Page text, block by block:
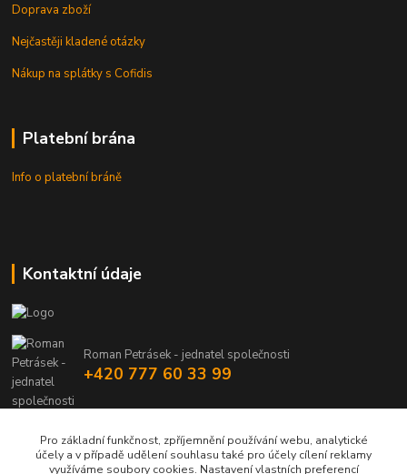
Doprava zboží
Nejčastěji kladené otázky
Nákup na splátky s Cofidis
Platební brána
Info o platební bráně
Kontaktní údaje
Roman Petrásek - jednatel společnosti
+420 777 60 33 99
Pro základní funkčnost, zpříjemnění používání webu, analytické
účely a v případě udělení souhlasu také pro účely cílení reklamy
využíváme soubory cookies. Nastavení vlastních preferencí